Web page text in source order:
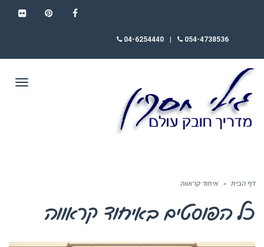
054-4738536
04-6254440
דף הבית » איחוד קראווה
כל הפוסטים באיחוד קראווה